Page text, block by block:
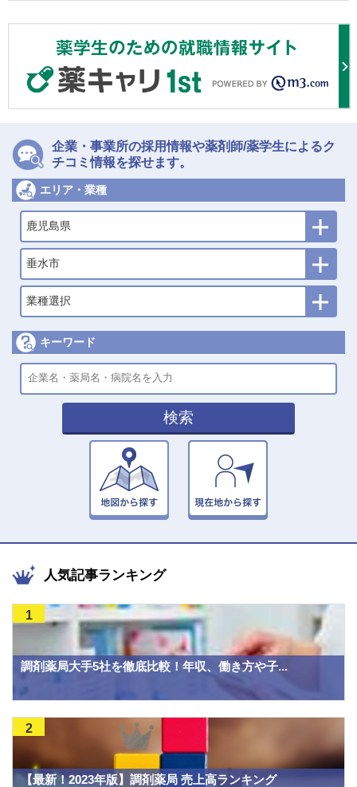
企業・事業所の採用情報や薬剤師/薬学生によるク
チコミ情報を探せます。
エリア・業種
鹿児島県
垂水市
業種選択
キーワード
検索
人気記事ランキング
調剤薬局大手5社を徹底比較！年収、働き方や子...
1
【最新！2023年版】調剤薬局 売上高ランキング
2